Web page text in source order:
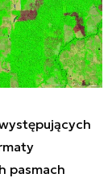
pasmach